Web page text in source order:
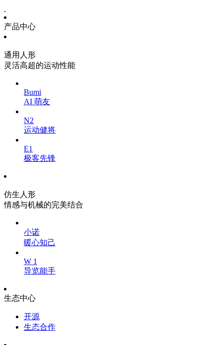
产品中心
通用人形
灵活高超的运动性能
Bumi
AI 萌友
N2
运动健将
E1
极客先锋
仿生人形
情感与机械的完美结合
小诺
暖心知己
W 1
导览能手
生态中心
开源
生态合作